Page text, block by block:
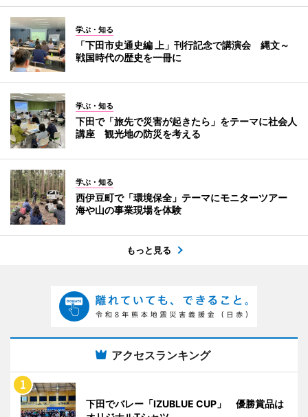
学ぶ・知る
「下田市史通史編 上」刊行記念で講演会 縄文～
戦国時代の歴史を一冊に
学ぶ・知る
下田で「旅先で災害が起きたら」をテーマに社会人
講座 観光地の防災を考える
学ぶ・知る
西伊豆町で「環境保全」テーマにモニターツアー
海や山の事業現場を体験
もっと見る
アクセスランキング
下田でバレー「IZUBLUE CUP」 優勝賞品は